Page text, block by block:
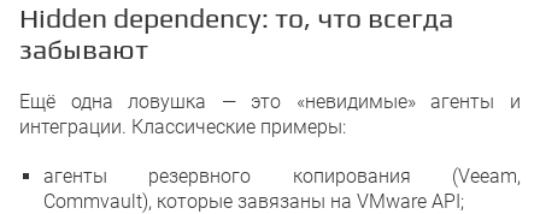
Hidden dependency: то, что всегда
забывают
Ещё одна ловушка — это «невидимые» агенты и
интеграции. Классические примеры:
агенты резервного копирования (Veeam,
Commvault), которые завязаны на VMware API;